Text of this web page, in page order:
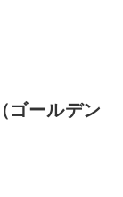
ゴールデン